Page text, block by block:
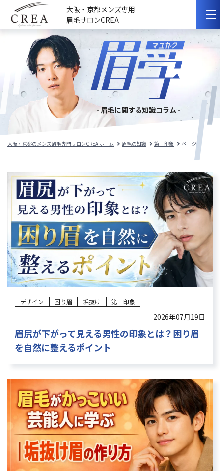
大阪・京都メンズ専用
眉毛サロンCREA
初めての方へ
選ばれる理由
サロンのこだわり
サロンの紹介
料金メニュー
スタッフ紹介
施術事例
施術の流れ
よくある質問
眉学
Web予約
お電話：
大阪堺筋本町店：06-6271-1150
京都四条烏丸店：075-746-6013
受付時間 12：00～21：00（不定休）
- 眉毛に関する知識コラム -
大阪・京都のメンズ眉毛専門サロンCREA ホーム 眉毛の知識 第一印象 ページ 2
デザイン 困り眉 垢抜け 第一印象
2026年07月19日
眉尻が下がって見える男性の印象とは？困り眉
を自然に整えるポイント